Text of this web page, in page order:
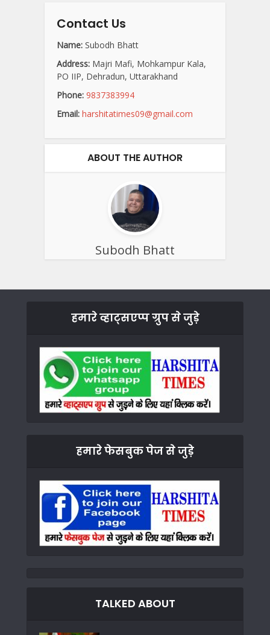
Contact Us
Name: Subodh Bhatt
Address: Majri Mafi, Mohkampur Kala,
PO IIP, Dehradun, Uttarakhand
Phone: 9837383994
Email: harshitatimes09@gmail.com
ABOUT THE AUTHOR
Subodh Bhatt
हमारे व्हाट्सएप्प ग्रुप से जुड़े
हमारे फेसबुक पेज से जुड़े
TALKED ABOUT